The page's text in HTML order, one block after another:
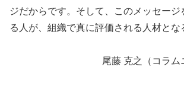
ジだからです。そして、このメッセージ
る人が、組織で真に評価される人材とな
尾藤 克之（コラム